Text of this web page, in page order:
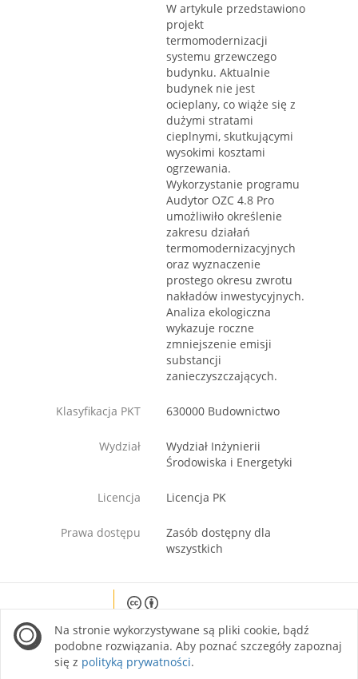
W artykule przedstawiono
projekt
termomodernizacji
systemu grzewczego
budynku. Aktualnie
budynek nie jest
ocieplany, co wiąże się z
dużymi stratami
cieplnymi, skutkującymi
wysokimi kosztami
ogrzewania.
Wykorzystanie programu
Audytor OZC 4.8 Pro
umożliwiło określenie
zakresu działań
termomodernizacyjnych
oraz wyznaczenie
prostego okresu zwrotu
nakładów inwestycyjnych.
Analiza ekologiczna
wykazuje roczne
zmniejszenie emisji
substancji
zanieczyszczających.
Klasyfikacja PKT 630000 Budownictwo
Wydział
Wydział Inżynierii
Środowiska i Energetyki
Licencja Licencja PK
Prawa dostępu
Zasób dostępny dla
wszystkich
site is licensed under a Creative Commons
Attribution 4.0 International license.
Na stronie wykorzystywane są pliki cookie, bądź
podobne rozwiązania. Aby poznać szczegóły zapoznaj
się z polityką prywatności.